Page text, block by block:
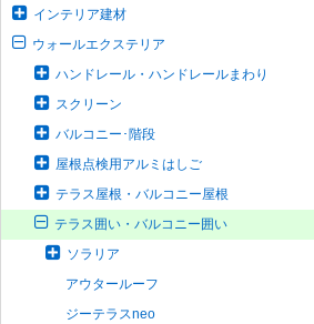
インテリア建材
ウォールエクステリア
ハンドレール・ハンドレールまわり
スクリーン
バルコニー･階段
屋根点検用アルミはしご
テラス屋根・バルコニー屋根
テラス囲い・バルコニー囲い
ソラリア
アウタールーフ
ジーテラスneo